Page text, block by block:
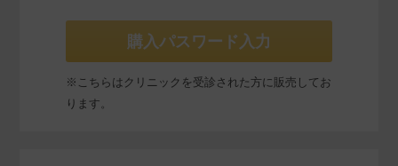
購入パスワード入力
※こちらはクリニックを受診された方に販売してお
ります。